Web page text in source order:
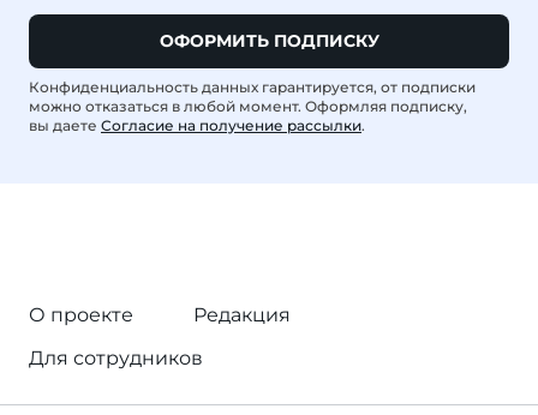
ОФОРМИТЬ ПОДПИСКУ
Конфиденциальность данных гарантируется, от подписки
можно отказаться в любой момент. Оформляя подписку,
вы даете Согласие на получение рассылки.
О проекте
Редакция
Для сотрудников